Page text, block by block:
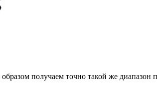
получаем точно такой же диапазон